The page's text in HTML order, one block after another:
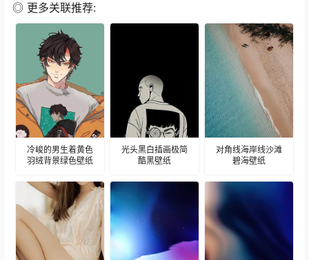
◎ 更多关联推荐:
冷峻的男生着黄色
羽绒背景绿色壁纸
光头黑白插画极简
酷黑壁纸
对角线海岸线沙滩
碧海壁纸